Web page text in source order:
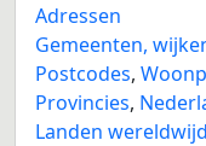
Adressen
Gemeenten,
Postcodes,
Provincies,
Landen wereldwijd